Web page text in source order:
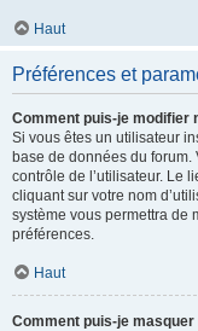
Haut
Préférences et
Comment puis-je modifier
Si vous êtes un utilisateur
base de données du
contrôle de l’utilisateur. Le
cliquant sur votre nom
système vous permettra de
préférences.
Haut
Comment puis-je